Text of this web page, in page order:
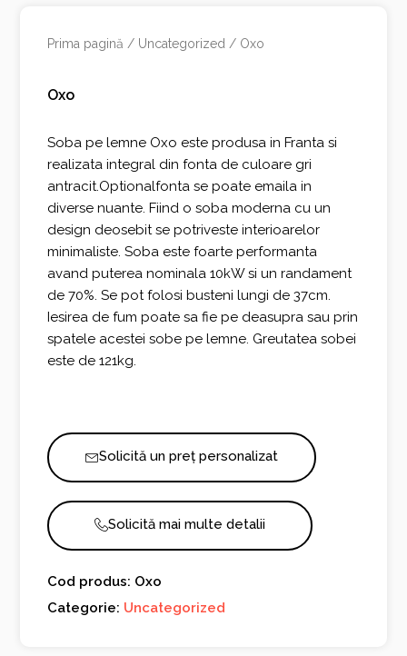
Prima pagină / Uncategorized / Oxo
Oxo
Soba pe lemne Oxo este produsa in Franta si
realizata integral din fonta de culoare gri
antracit.Optionalfonta se poate emaila in
diverse nuante. Fiind o soba moderna cu un
design deosebit se potriveste interioarelor
minimaliste. Soba este foarte performanta
avand puterea nominala 10kW si un randament
de 70%. Se pot folosi busteni lungi de 37cm.
Iesirea de fum poate sa fie pe deasupra sau prin
spatele acestei sobe pe lemne. Greutatea sobei
este de 121kg.
Solicită un preț personalizat
Solicită mai multe detalii
Cod produs: Oxo
Categorie: Uncategorized